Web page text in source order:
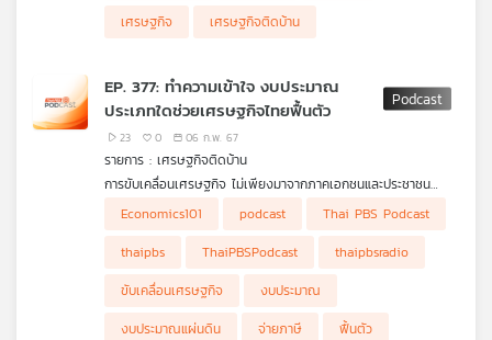
เศรษฐกิจ
เศรษฐกิจติดบ้าน
EP. 377: ทำความเข้าใจ งบประมาณ
ประเภทใดช่วยเศรษฐกิจไทยฟื้นตัว
23 0 06 ก.พ. 67
รายการ : เศรษฐกิจติดบ้าน
การขับเคลื่อนเศรษฐกิจ ไม่เพียงมาจากภาคเอกชนและประชาชน
เท่านั้น ยังรวมถึงการใช้จ่ายของภาครัฐที่มาจาก
ที่สมาชิกสภาผู้แทนราษฎร (สส.) เป็นผู้พิจารณาในแต่ละปี โดยปี
2567 ได้ผ่านกระบวนการทางรัฐสภาวาระแรกไปแล้ว แต่ช่วงที่
เศรษฐกิจไทยกำลังฟื้นตัว งบประมาณภาครัฐเข้ามาช่วยเสริมและ
แก้ไขสถานการณ์ได้จริงหรือ ดร.วิทย์ สิทธิเวคิน และ ผศ. ดร.เกียรติ
อนันต์ ล้วนแก้ว คณะเศรษฐศาสตร์ มหาวิทยาลัยธรรมศาสตร์ เล่าให้
ฟังในรายการเศรษฐกิจติดบ้าน ค่ะ
Economics101 podcast
Thai PBS Podcast
thaipbs
ThaiPBSPodcast
thaipbsradio
ขับเคลื่อนเศรษฐกิจ
งบประมาณ
งบประมาณแผ่นดิน
จ่ายภาษี
ฟื้นตัว